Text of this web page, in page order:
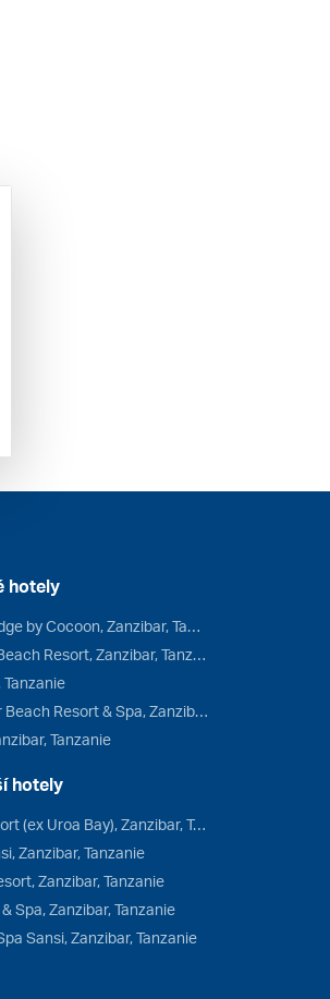
hotely
The Island Pongwe Lodge by Cocoon, Zanzibar, Tanzanie
Tulia Zanzibar Unique Beach Resort, Zanzibar, Tanzanie
Tanzanie
LUX* Marijani Zanzibar Beach Resort & Spa, Zanzibar, Tanzanie
Tanzanie
hotely
Jaz Adonia Beach Resort (ex Uroa Bay), Zanzibar, Tanzanie
Zanzibar, Tanzanie
Zanzibar, Tanzanie
Spa, Zanzibar, Tanzanie
Sansi, Zanzibar, Tanzanie